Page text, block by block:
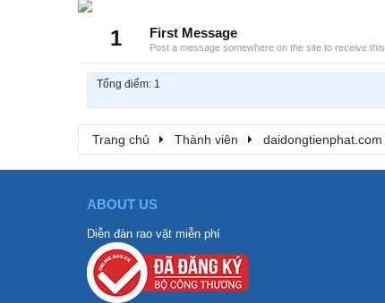
1 First Message
Post a message somewhere on the site to receive this.
Tổng điểm: 1
Trang chủ Thành viên daidongtienphat.com
ABOUT US
Diễn đàn rao vặt miễn phí